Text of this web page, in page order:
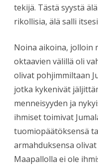
tekijä. Tästä syystä
rikollisia, älä salli
Noina aikoina, jolloin
oktaavien välillä oli
olivat pohjimmiltaan
jotka kykenivät
menneisyyden ja
ihmiset toimivat
tuomiopäätöksensä
armahduksensa
Maapallolla ei ole